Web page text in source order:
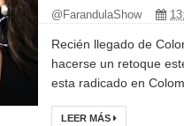
@FarandulaShow
Recién llegado de
hacerse un retoque
esta radicado en
LEER MÁS